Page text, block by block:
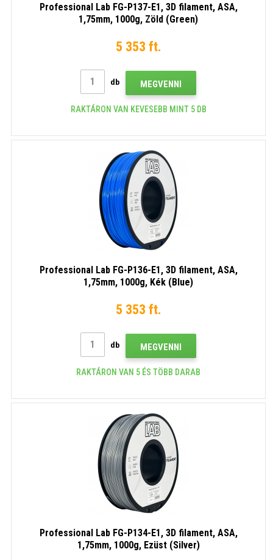
Professional Lab FG-P137-E1, 3D filament, ASA,
1,75mm, 1000g, Zöld (Green)
5 353 ft.
db MEGVENNI
RAKTÁRON VAN KEVESEBB MINT 5 DB
Professional Lab FG-P136-E1, 3D filament, ASA,
1,75mm, 1000g, Kék (Blue)
5 353 ft.
db MEGVENNI
RAKTÁRON VAN 5 ÉS TÖBB DARAB
Professional Lab FG-P134-E1, 3D filament, ASA,
1,75mm, 1000g, Ezüst (Silver)